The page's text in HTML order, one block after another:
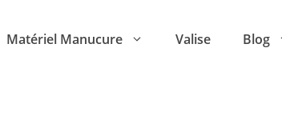
Matériel Manucure Valise Blog